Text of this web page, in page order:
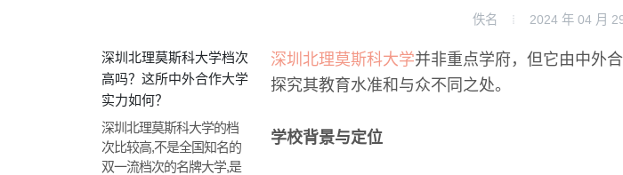
佚名 2024 年 04 月
深圳北理莫斯科大学档次
高吗？这所中外合作大学
实力如何？
深圳北理莫斯科大学的档
次比较高,不是全国知名的
双一流档次的名牌大学,是
深圳北理莫斯科大学并非重点学府，但它由中外
探究其教育水准和与众不同之处。
学校背景与定位